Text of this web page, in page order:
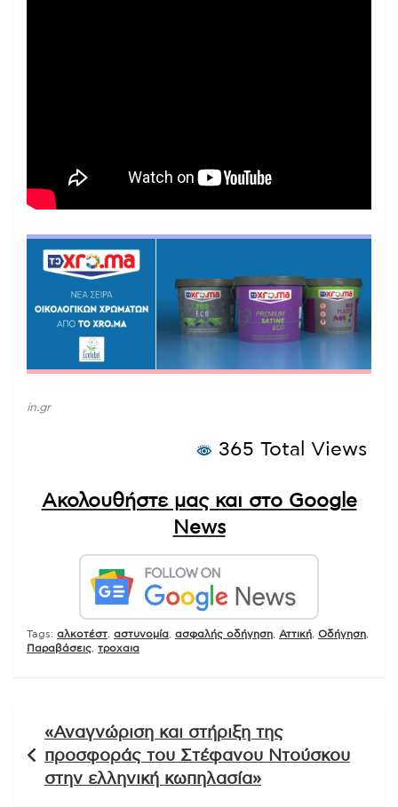
in.gr
365 Total Views
Ακολουθήστε μας και στο Google
News
Tags: αλκοτέστ αστυνομία ασφαλής οδήγηση Αττική Οδήγηση
Παραβάσεις τροχαια
άρθρων
«Αναγνώριση και στήριξη της
προσφοράς του Στέφανου Ντούσκου
στην ελληνική κωπηλασία»